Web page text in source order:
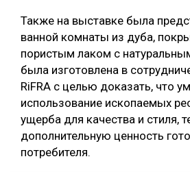
Также на выставке была
ванной комнаты из дуба,
пористым лаком с
была изготовлена в
RiFRA с целью доказать, что
использование ископаемых
ущерба для качества и стиля,
дополнительную ценность
потребителя.